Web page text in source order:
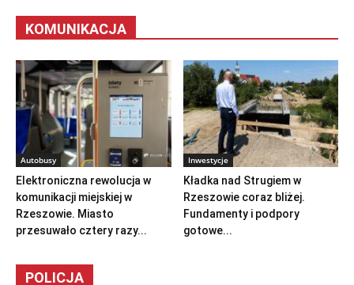
KOMUNIKACJA
Autobusy
Elektroniczna rewolucja w
komunikacji miejskiej w
Rzeszowie. Miasto
przesuwało cztery razy...
Inwestycje
Kładka nad Strugiem w
Rzeszowie coraz bliżej.
Fundamenty i podpory
gotowe...
POLICJA